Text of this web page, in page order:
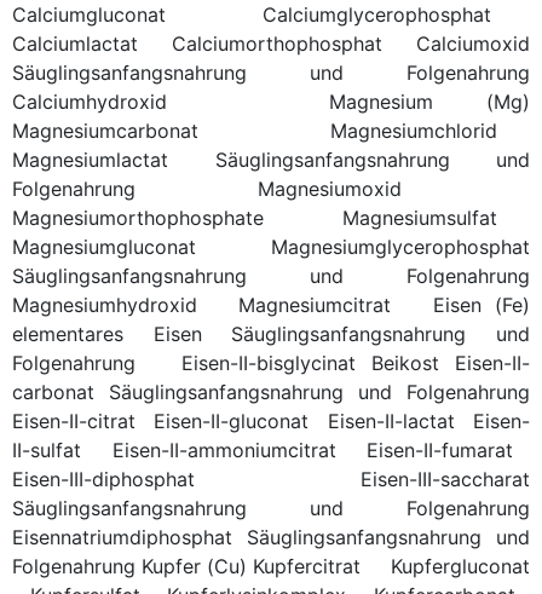
Calciumgluconat
Calciumglycerophosphat
Calciumlactat
Calciumorthophosphat
Calciumoxid
Säuglingsanfangsnahrung und Folgenahrung
Calciumhydroxid
Magnesium (Mg)
Magnesiumcarbonat
Magnesiumchlorid
Magnesiumlactat
Säuglingsanfangsnahrung und
Folgenahrung
Magnesiumoxid
Magnesiumorthophosphate
Magnesiumsulfat
Magnesiumgluconat
Magnesiumglycerophosphat
Säuglingsanfangsnahrung und Folgenahrung
Magnesiumhydroxid
Magnesiumcitrat
Eisen (Fe)
elementares Eisen
Säuglingsanfangsnahrung und
Folgenahrung
Eisen-II-bisglycinat Beikost
Eisen-II-
carbonat
Säuglingsanfangsnahrung und Folgenahrung
Eisen-II-citrat
Eisen-II-gluconat Eisen-II-lactat
Eisen-
II-sulfat
Eisen-II-ammoniumcitrat
Eisen-II-fumarat
Eisen-III-diphosphat
Eisen-III-saccharat
Säuglingsanfangsnahrung und Folgenahrung
Eisennatriumdiphosphat
Säuglingsanfangsnahrung und
Folgenahrung Kupfer (Cu) Kupfercitrat
Kupfergluconat